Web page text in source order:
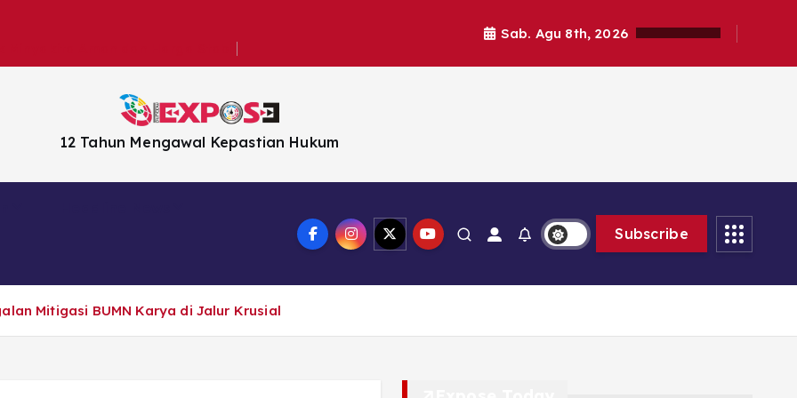
Sab. Agu 8th, 2026
12 Tahun Mengawal Kepastian Hukum
Subscribe
Mitigasi BUMN Karya di Jalur Krusial